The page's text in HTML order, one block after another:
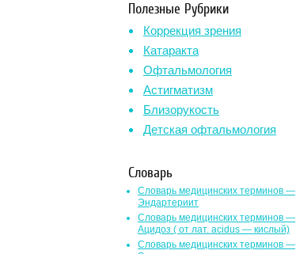
Полезные Рубрики
Коррекция зрения
Катаракта
Офтальмология
Астигматизм
Близорукость
Детская офтальмология
Словарь
Словарь медицинских терминов —
Эндартериит
Словарь медицинских терминов —
Ацидоз ( от лат. асidus — кислый)
Словарь медицинских терминов —